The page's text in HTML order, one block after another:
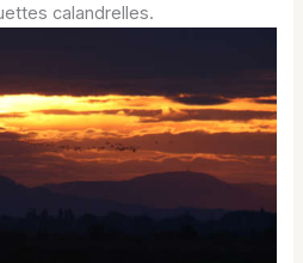
calandrelles.